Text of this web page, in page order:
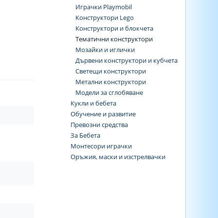
Играчки Playmobil
Конструктори Lego
Конструктори и блокчета
Тематични конструктори
Мозайки и иглички
Дървени конструктори и кубчета
Светещи конструктори
Метални конструктори
Модели за сглобяване
Кукли и бебета
Обучение и развитие
Превозни средства
За Бебета
Монтесори играчки
Оръжия, маски и изстрелвачки